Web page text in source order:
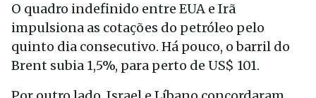
O quadro indefinido entre EUA e Irã
impulsiona as cotações do petróleo pelo
quinto dia consecutivo. Há pouco, o barril do
Brent subia 1,5%, para perto de US$ 101.